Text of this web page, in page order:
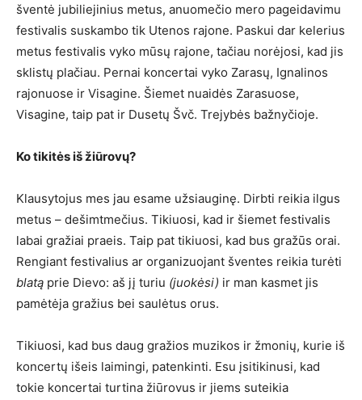
šventė jubiliejinius metus, anuomečio mero pageidavimu
festivalis suskambo tik Utenos rajone. Paskui dar kelerius
metus festivalis vyko mūsų rajone, tačiau norėjosi, kad jis
sklistų plačiau. Pernai koncertai vyko Zarasų, Ignalinos
rajonuose ir Visagine. Šiemet nuaidės Zarasuose,
Visagine, taip pat ir Dusetų Švč. Trejybės bažnyčioje.
Ko tikitės iš žiūrovų?
Klausytojus mes jau esame užsiauginę. Dirbti reikia ilgus
metus – dešimtmečius. Tikiuosi, kad ir šiemet festivalis
labai gražiai praeis. Taip pat tikiuosi, kad bus gražūs orai.
Rengiant festivalius ar organizuojant šventes reikia turėti
blatą prie Dievo: aš jį turiu (juokėsi) ir man kasmet jis
pamėtėja gražius bei saulėtus orus.
Tikiuosi, kad bus daug gražios muzikos ir žmonių, kurie iš
koncertų išeis laimingi, patenkinti. Esu įsitikinusi, kad
tokie koncertai turtina žiūrovus ir jiems suteikia